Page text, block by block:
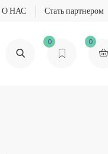
О НАС Стать партнером
0 0